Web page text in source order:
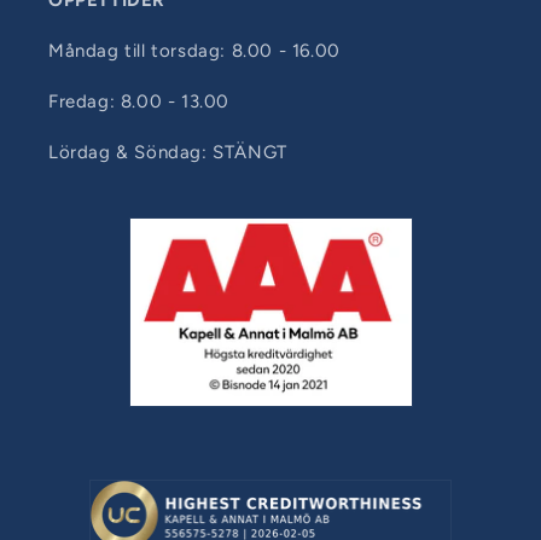
Måndag till torsdag: 8.00 - 16.00
Fredag: 8.00 - 13.00
Lördag & Söndag: STÄNGT